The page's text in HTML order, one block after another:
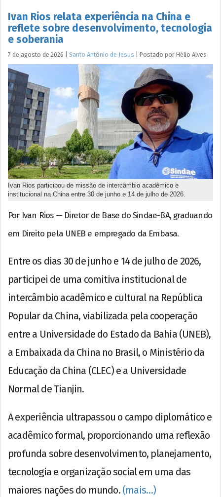
Ivan Rios relata experiência na China e
reflete sobre desenvolvimento, tecnologia
e soberania
7 de agosto de 2026 Santo Antônio de Jesus Postado por Hélio Alves
Ivan Rios participou de missão de intercâmbio acadêmico e
institucional na China entre 30 de junho e 14 de julho de 2026.
Por Ivan Rios — Diretor de Base do Sindae-BA, graduando
em Direito pela UNEB e empregado da Embasa.
Entre os dias 30 de junho e 14 de julho de 2026,
participei de uma comitiva institucional de
intercâmbio acadêmico e cultural na República
Popular da China, viabilizada pela cooperação
entre a Universidade do Estado da Bahia (UNEB),
a Embaixada da China no Brasil, o Ministério da
Educação da China (CLEC) e a Universidade
Normal de Tianjin.
A experiência ultrapassou o campo diplomático e
acadêmico formal, proporcionando uma reflexão
profunda sobre desenvolvimento, planejamento,
tecnologia e organização social em uma das
maiores nações do mundo. (mais…)